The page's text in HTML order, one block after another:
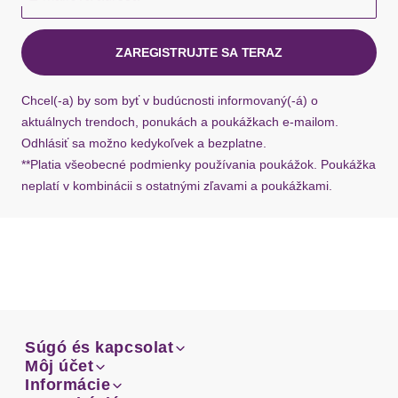
kuriérom Hermes do 1-3 pracovných dní.
ZAREGISTRUJTE SA TERAZ
Chcel(-a) by som byť v budúcnosti informovaný(-á) o
aktuálnych trendoch, ponukách a poukážkach e-mailom.
Odhlásiť sa možno kedykoľvek a bezplatne.
**Platia všeobecné podmienky používania poukážok. Poukážka
neplatí v kombinácii s ostatnými zľavami a poukážkami.
Súgó és kapcsolat
Email
Súgó és kapcsolat
Môj účet
Prehľad objednávok
Môj účet
Informácie